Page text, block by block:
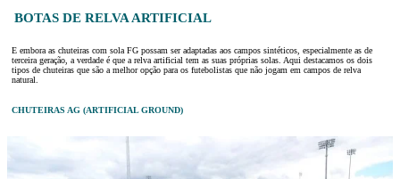
BOTAS DE RELVA ARTIFICIAL
E embora as chuteiras com sola FG possam ser adaptadas aos campos sintéticos, especialmente as de
terceira geração, a verdade é que a relva artificial tem as suas próprias solas. Aqui destacamos os dois
tipos de chuteiras que são a melhor opção para os futebolistas que não jogam em campos de relva
natural.
CHUTEIRAS AG (ARTIFICIAL GROUND)